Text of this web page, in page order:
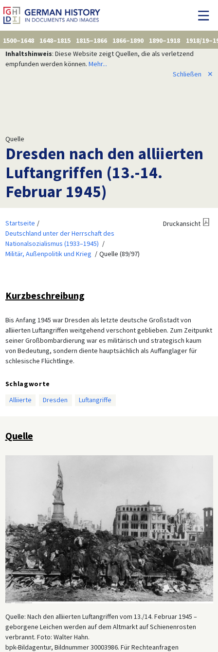
1500–1648 1648–1815 1815–1866 1866–1890 1890–1918
1918/
Inhaltshinweis: Diese Website zeigt Quellen, die als verletzend
empfunden werden können. Mehr...
Schließen
✕
Quelle
Dresden nach den alliierten
Luftangriffen (13.-14.
Februar 1945)
Startseite
Deutschland unter der Herrschaft des
Nationalsozialismus (1933–1945)
Militär, Außenpolitik und Krieg
Quelle (89/97)
Druckansicht
Kurzbeschreibung
Bis Anfang 1945 war Dresden als letzte deutsche Großstadt von
alliierten Luftangriffen weitgehend verschont geblieben. Zum Zeitpunkt
seiner Großbombardierung war es militärisch und strategisch kaum
von Bedeutung, sondern diente hauptsächlich als Auffanglager für
schlesische Flüchtlinge.
Schlagworte
Alliierte
Dresden Luftangriffe
Quelle
Quelle: Nach den alliierten Luftangriffen vom 13./14. Februar 1945 –
geborgene Leichen werden auf dem Altmarkt auf Schienenrosten
verbrannt. Foto: Walter Hahn.
bpk-Bildagentur, Bildnummer 30003986. Für Rechteanfragen